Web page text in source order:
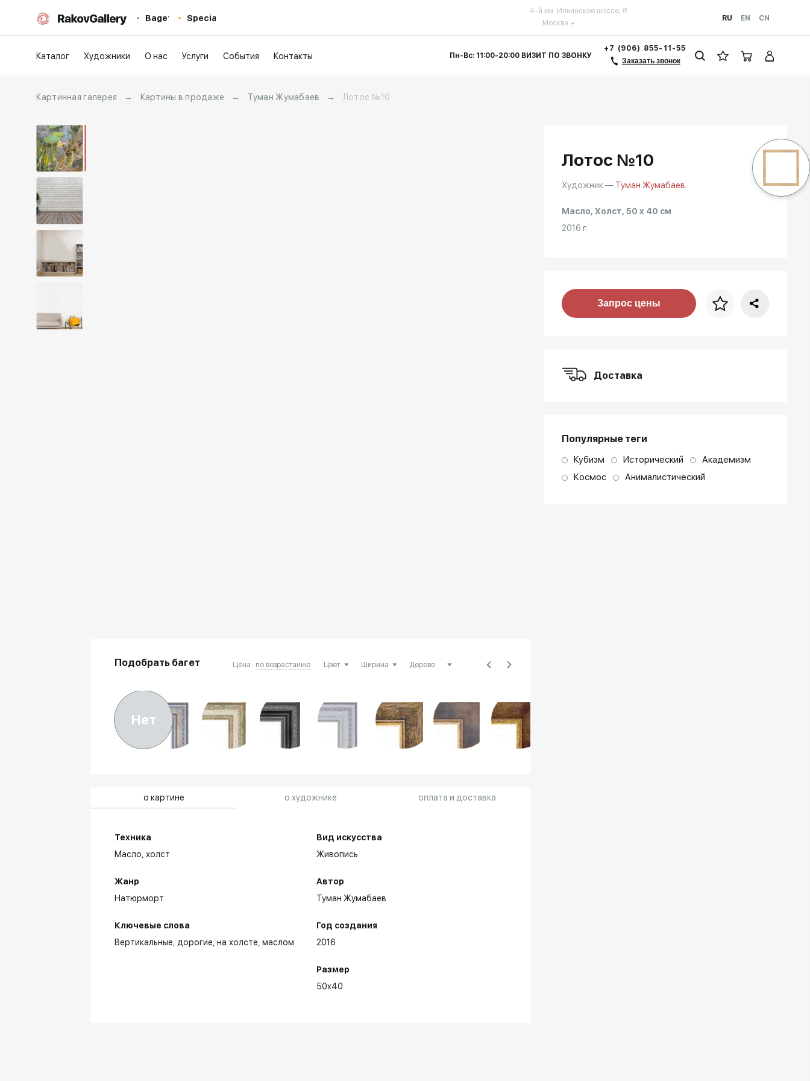
Baget Special Москва
4-й км. Ильинское шоссе, 8
RU
EN CN
Каталог Художники О нас Услуги События Контакты Пн-Вс: 11:00-20:00 ВИЗИТ ПО ЗВОНКУ
+7 (906) 855-11-55
Заказать звонок
Картинная галерея → Картины в продаже → Туман Жумабаев → Лотос №10
Подобрать багет Цена по возрастанию
Нет
о картине о художнике оплата и доставка
Техника
Масло,холст
Жанр
Натюрморт
Ключевые слова
Вертикальные дорогие на холсте маслом
Вид искусства
Живопись
Автор
Туман Жумабаев
Год создания
2016
Размер
50x40
Лотос №10
Художник — Туман Жумабаев
Масло, Холст, 50 x 40 см
2016 г.
Цена за багет
Запрос цены
Доставка
Популярные теги
Кубизм Исторический
Академизм
Космос
Анималистический